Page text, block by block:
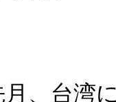
、台湾